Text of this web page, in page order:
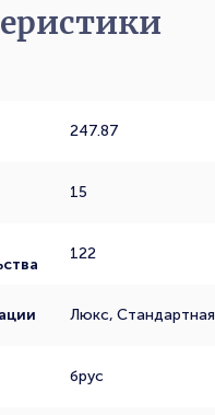
247.87
15
122
Люкс, Стандартная
брус